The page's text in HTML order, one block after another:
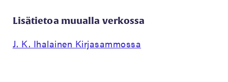
Lisätietoa muualla verkossa
J. K. Ihalainen Kirjasammossa